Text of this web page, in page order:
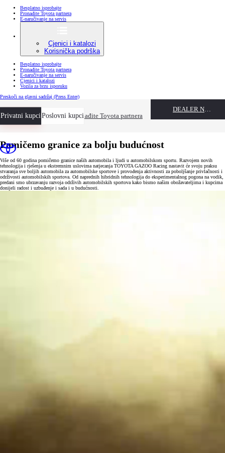
Besplatno isprobajte
Pronađite Toyota partnera
E-naručivanje na servis
Cjenici i katalozi
Korisnička podrška
Besplatno isprobajte
Pronađite Toyota partnera
E-naručivanje na servis
Cjenici i katalozi
Vozila za brzu isporuku
Preskoči na glavni sadržaj (Press Enter)
Privatni kupciPoslovni kupci
Besplatno isprobajte Pronađite Toyota partnera
DEALER NAME
Pomičemo granice za bolju budućnost
Više od 60 godina pomičemo granice naših automobila i ljudi u automobilskom sportu. Razvojem novih
tehnologija i rješenja u ekstremnim uslovima natjecanja TOYOTA GAZOO Racing nastavit će svoju praksu
stvaranja sve boljih automobila za automobilske sportove i provođenja aktivnosti za poboljšanje privlačnosti i
održivosti automobilskih sportova. Od naprednih hibridnih tehnologija do eksperimentalnog pogona na vodik,
predani smo ubrzavanju razvoja održivih automobilskih sportova kako bismo našim obožavateljima i kupcima
donijeli radost i uzbuđenje i sada i u budućnosti.